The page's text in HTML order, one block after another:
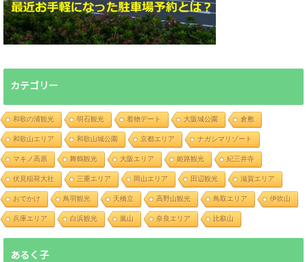
カテゴリー
和歌の浦観光 明石観光 着物デート 大阪城公園 倉敷
和歌山エリア 和歌山城公園 京都エリア ナガシマリゾート
マキノ高原 舞鶴観光 大阪エリア 姫路観光 紀三井寺
伏見稲荷大社 三重エリア 岡山エリア 田辺観光 滋賀エリア
おでかけ 鳥羽観光 天橋立 高野山観光 鳥取エリア 伊吹山
兵庫エリア 白浜観光 嵐山 奈良エリア 比叡山
あるく子